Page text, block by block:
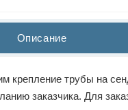
Описание
крепление трубы на
заказчика. Для